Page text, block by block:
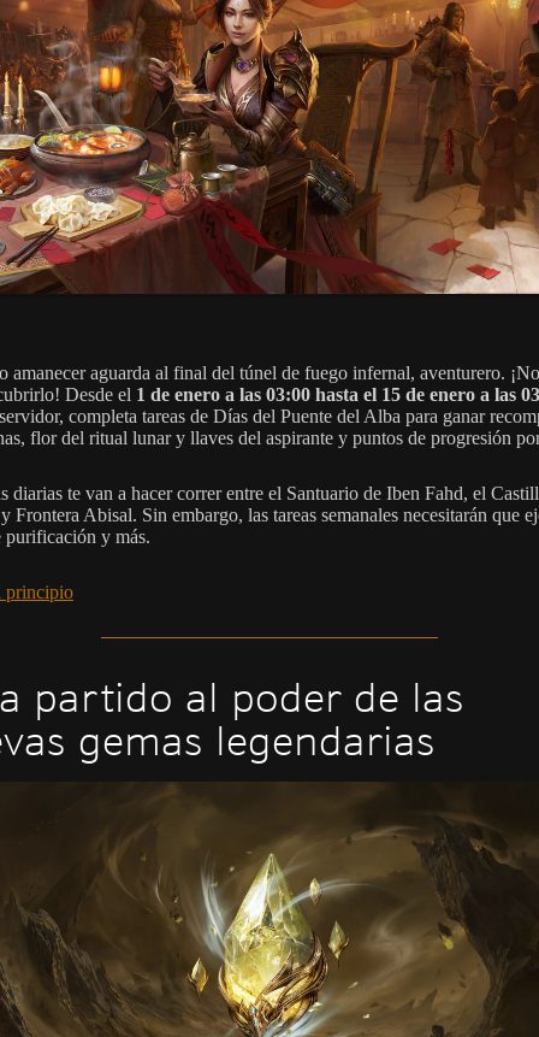
amanecer aguarda al final del túnel de fuego infernal, aventurero.
Desde el 1 de enero a las 03:00 hasta el 15 de enero a las
completa tareas de Días del Puente del Alba para ganar
flor del ritual lunar y llaves del aspirante y puntos de progresión
diarias te van a hacer correr entre el Santuario de Iben Fahd, el
Frontera Abisal. Sin embargo, las tareas semanales necesitarán que
purificación y más.
principio
partido al poder de las
gemas legendarias